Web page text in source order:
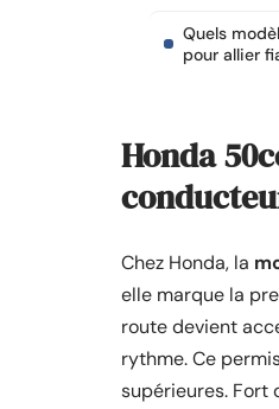
Quels
pour allier
Honda
Chez Honda, la
elle marque la
route devient
rythme. Ce
supérieures. Fort